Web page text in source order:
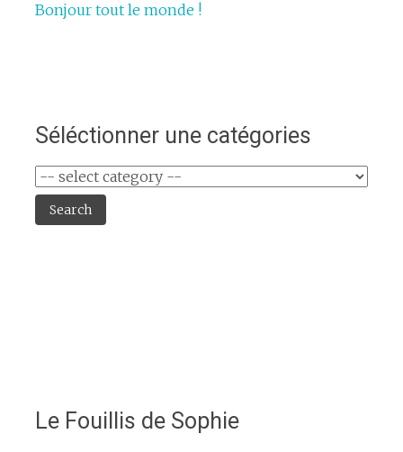
Bonjour tout le monde !
Séléctionner une catégories
Search
Le Fouillis de Sophie